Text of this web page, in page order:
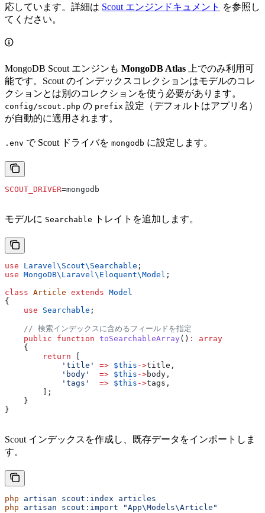
応しています。詳細は Scout エンジンドキュメント を参照し
てください。
MongoDB Scout エンジンも MongoDB Atlas 上でのみ利用可
能です。Scout のインデックスコレクションはモデルのコレ
クションとは別のコレクションを使う必要があります。
config/scout.php の prefix 設定（デフォルトはアプリ名）
が自動的に適用されます。
.env で Scout ドライバを mongodb に設定します。
SCOUT_DRIVER=mongodb
モデルに Searchable トレイトを追加します。
use Laravel\Scout\ Searchable ;
use MongoDB\Laravel\Eloquent\Model ;
class Article extends Model
{
    use
Searchable ;
    // 検索インデックスに含めるフィールドを指定
    public
function toSearchableArray () :
array
    {
        return
            'title'
=> $this ->title ,
            'body'
  =>
$this ->body ,
            'tags'
  =>
$this ->tags ,
        ];
    }
}
Scout インデックスを作成し、既存データをインポートしま
す。
php artisan scout:index articles
php artisan scout:import "App\Models\Article"